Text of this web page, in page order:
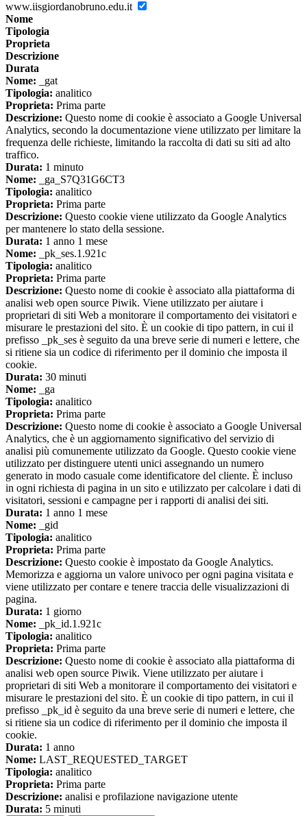
www.iisgiordanobruno.edu.it
Nome
Tipologia
Proprieta
Descrizione
Durata
Nome: _gat
Tipologia: analitico
Proprieta: Prima parte
Descrizione: Questo nome di cookie è associato a Google Universal
Analytics, secondo la documentazione viene utilizzato per limitare la
frequenza delle richieste, limitando la raccolta di dati su siti ad alto
traffico.
Durata: 1 minuto
Nome: _ga_S7Q31G6CT3
Tipologia: analitico
Proprieta: Prima parte
Descrizione: Questo cookie viene utilizzato da Google Analytics
per mantenere lo stato della sessione.
Durata: 1 anno 1 mese
Nome: _pk_ses.1.921c
Tipologia: analitico
Proprieta: Prima parte
Descrizione: Questo nome di cookie è associato alla piattaforma di
analisi web open source Piwik. Viene utilizzato per aiutare i
proprietari di siti Web a monitorare il comportamento dei visitatori e
misurare le prestazioni del sito. È un cookie di tipo pattern, in cui il
prefisso _pk_ses è seguito da una breve serie di numeri e lettere, che
si ritiene sia un codice di riferimento per il dominio che imposta il
cookie.
Durata: 30 minuti
Nome: _ga
Tipologia: analitico
Proprieta: Prima parte
Descrizione: Questo nome di cookie è associato a Google Universal
Analytics, che è un aggiornamento significativo del servizio di
analisi più comunemente utilizzato da Google. Questo cookie viene
utilizzato per distinguere utenti unici assegnando un numero
generato in modo casuale come identificatore del cliente. È incluso
in ogni richiesta di pagina in un sito e utilizzato per calcolare i dati di
visitatori, sessioni e campagne per i rapporti di analisi dei siti.
Durata: 1 anno 1 mese
Nome: _gid
Tipologia: analitico
Proprieta: Prima parte
Descrizione: Questo cookie è impostato da Google Analytics.
Memorizza e aggiorna un valore univoco per ogni pagina visitata e
viene utilizzato per contare e tenere traccia delle visualizzazioni di
pagina.
Durata: 1 giorno
Nome: _pk_id.1.921c
Tipologia: analitico
Proprieta: Prima parte
Descrizione: Questo nome di cookie è associato alla piattaforma di
analisi web open source Piwik. Viene utilizzato per aiutare i
proprietari di siti Web a monitorare il comportamento dei visitatori e
misurare le prestazioni del sito. È un cookie di tipo pattern, in cui il
prefisso _pk_id è seguito da una breve serie di numeri e lettere, che
si ritiene sia un codice di riferimento per il dominio che imposta il
cookie.
Durata: 1 anno
Nome: LAST_REQUESTED_TARGET
Tipologia: analitico
Proprieta: Prima parte
Descrizione: analisi e profilazione navigazione utente
Durata: 5 minuti